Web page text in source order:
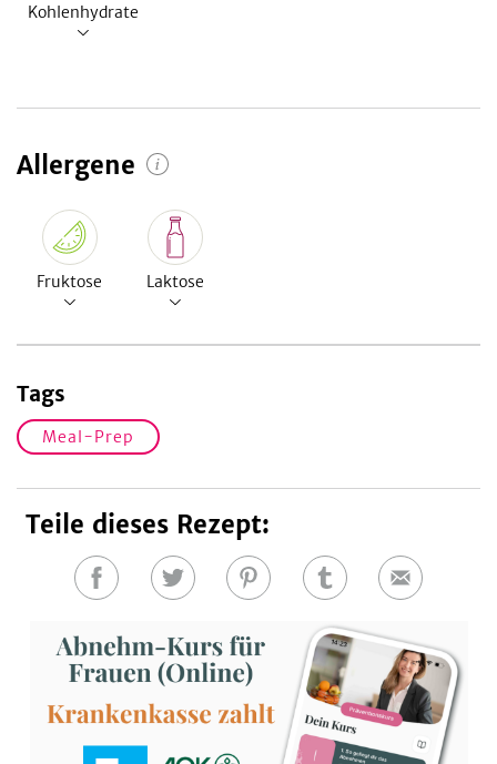
Kohlenhydrate
Allergene
Fruktose Laktose
Tags
Meal-Prep
Teile dieses Rezept:
Auf
teilen
Auf
teilen
Auf
teilen
Auf
teilen
E-